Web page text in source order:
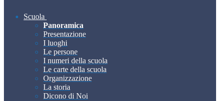
Scuola
Panoramica
Presentazione
I luoghi
Le persone
I numeri della scuola
Le carte della scuola
Organizzazione
La storia
Dicono di Noi